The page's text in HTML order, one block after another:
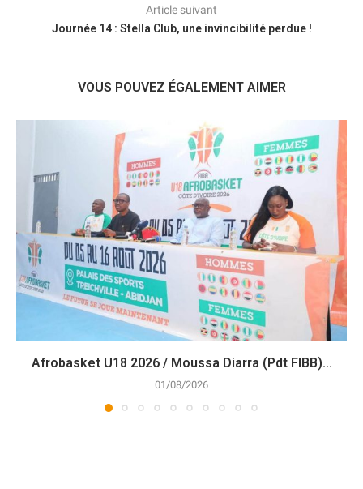
Article suivant
Journée 14 : Stella Club, une invincibilité perdue !
VOUS POUVEZ ÉGALEMENT AIMER
Afrobasket U18 2026 / Moussa Diarra (Pdt FIBB)...
01/08/2026